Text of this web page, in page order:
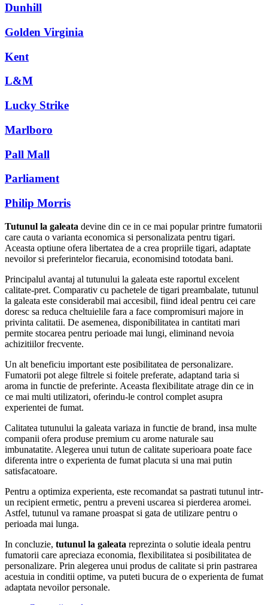
Dunhill
Golden Virginia
Kent
L&M
Lucky Strike
Marlboro
Pall Mall
Parliament
Philip Morris
Tutunul la galeata devine din ce in ce mai popular printre fumatorii
care cauta o varianta economica si personalizata pentru tigari.
Aceasta optiune ofera libertatea de a crea propriile tigari, adaptate
nevoilor si preferintelor fiecaruia, economisind totodata bani.
Principalul avantaj al tutunului la galeata este raportul excelent
calitate-pret. Comparativ cu pachetele de tigari preambalate, tutunul
la galeata este considerabil mai accesibil, fiind ideal pentru cei care
doresc sa reduca cheltuielile fara a face compromisuri majore in
privinta calitatii. De asemenea, disponibilitatea in cantitati mari
permite stocarea pentru perioade mai lungi, eliminand nevoia
achizitiilor frecvente.
Un alt beneficiu important este posibilitatea de personalizare.
Fumatorii pot alege filtrele si foitele preferate, adaptand taria si
aroma in functie de preferinte. Aceasta flexibilitate atrage din ce in
ce mai multi utilizatori, oferindu-le control complet asupra
experientei de fumat.
Calitatea tutunului la galeata variaza in functie de brand, insa multe
companii ofera produse premium cu arome naturale sau
imbunatatite. Alegerea unui tutun de calitate superioara poate face
diferenta intre o experienta de fumat placuta si una mai putin
satisfacatoare.
Pentru a optimiza experienta, este recomandat sa pastrati tutunul intr-
un recipient ermetic, pentru a preveni uscarea si pierderea aromei.
Astfel, tutunul va ramane proaspat si gata de utilizare pentru o
perioada mai lunga.
In concluzie, tutunul la galeata reprezinta o solutie ideala pentru
fumatorii care apreciaza economia, flexibilitatea si posibilitatea de
personalizare. Prin alegerea unui produs de calitate si prin pastrarea
acestuia in conditii optime, va puteti bucura de o experienta de fumat
adaptata nevoilor personale.